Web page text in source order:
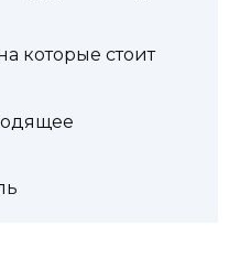
которые стоит